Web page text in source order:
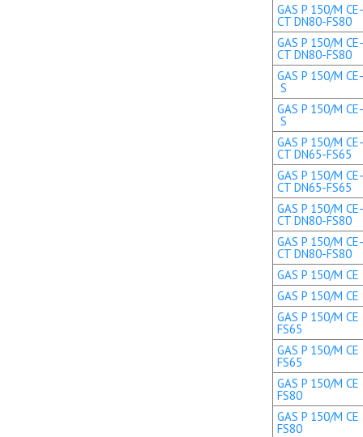
GAS P 150/M
CT DN80-FS80
GAS P 150/M
CT DN80-FS80
GAS P 150/M
S
GAS P 150/M
S
GAS P 150/M
CT DN65-FS65
GAS P 150/M
CT DN65-FS65
GAS P 150/M
CT DN80-FS80
GAS P 150/M
CT DN80-FS80
GAS P 150/M CE
GAS P 150/M
GAS P 150/M
FS65
GAS P 150/M
FS65
GAS P 150/M
FS80
GAS P 150/M
FS80